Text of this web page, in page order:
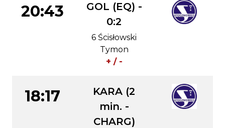
20:43
GOL (EQ) -
0:2
6 Ścisłowski
Tymon
+ / -
18:17
KARA (2
min. -
CHARG)